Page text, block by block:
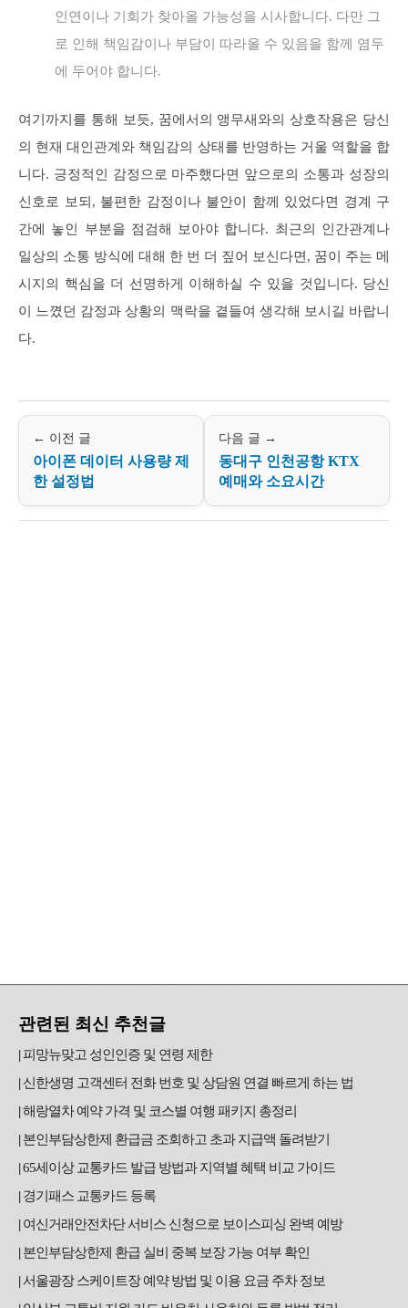
인연이나 기회가 찾아올 가능성을 시사합니다. 다만 그
로 인해 책임감이나 부담이 따라올 수 있음을 함께 염두
에 두어야 합니다.
여기까지를 통해 보듯, 꿈에서의 앵무새와의 상호작용은 당신
의 현재 대인관계와 책임감의 상태를 반영하는 거울 역할을 합
니다. 긍정적인 감정으로 마주했다면 앞으로의 소통과 성장의
신호로 보되, 불편한 감정이나 불안이 함께 있었다면 경계 구
간에 놓인 부분을 점검해 보아야 합니다. 최근의 인간관계나
일상의 소통 방식에 대해 한 번 더 짚어 보신다면, 꿈이 주는 메
시지의 핵심을 더 선명하게 이해하실 수 있을 것입니다. 당신
이 느꼈던 감정과 상황의 맥락을 곁들여 생각해 보시길 바랍니
다.
← 이전 글
아이폰 데이터 사용량 제
한 설정법
다음 글 →
동대구 인천공항 KTX
예매와 소요시간
관련된 최신 추천글
피망뉴맞고 성인인증 및 연령 제한
신한생명 고객센터 전화 번호 및 상담원 연결 빠르게 하는 법
해랑열차 예약 가격 및 코스별 여행 패키지 총정리
본인부담상한제 환급금 조회하고 초과 지급액 돌려받기
65세이상 교통카드 발급 방법과 지역별 혜택 비교 가이드
경기패스 교통카드 등록
여신거래안전차단 서비스 신청으로 보이스피싱 완벽 예방
본인부담상한제 환급 실비 중복 보장 가능 여부 확인
서울광장 스케이트장 예약 방법 및 이용 요금 주차 정보